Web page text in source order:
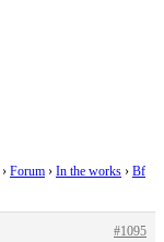
› Forum › In the works › Bf
#1095